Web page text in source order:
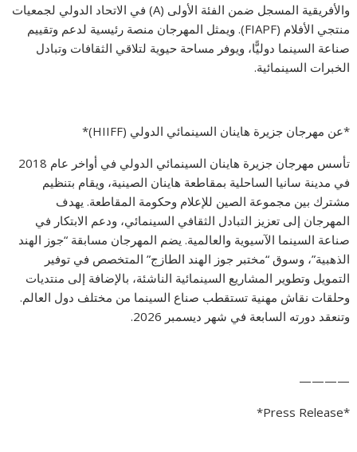
والأفريقية المسجل ضمن الفئة الأولى (A) في الاتحاد الدولي لجمعيات
منتجي الأفلام (FIAPF). ويمثل المهرجان منصة رئيسية لدعم وتقييم
صناعة السينما دوليًّا، ويوفر مساحة حيوية لتلاقي الثقافات وتبادل
الخبرات السينمائية.
*عن مهرجان جزيرة هاينان السينمائي الدولي (HIIFF)*
تأسس مهرجان جزيرة هاينان السينمائي الدولي في أواخر عام 2018
في مدينة سانيا الساحلية بمقاطعة هاينان الصينية، ويقام بتنظيم
مشترك بين مجموعة الصين للإعلام وحكومة المقاطعة. يهدف
المهرجان إلى تعزيز التبادل الثقافي السينمائي، ودعم الابتكار في
صناعة السينما الآسيوية والعالمية. يضم المهرجان مسابقة “جوز الهند
الذهبية”، وسوق “مختبر جوز الهند الطازج” المتخصص في توفير
التمويل وتطوير المشاريع السينمائية الناشئة، بالإضافة إلى منتديات
وحلقات نقاش مهنية تستقطب صناع السينما من مختلف دول العالم.
وتنعقد دورته السابعة في شهر ديسمبر 2026.
————
*Press Release*